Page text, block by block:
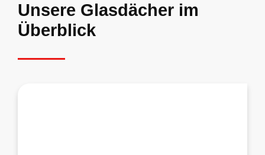
Unsere Glasdächer im
Überblick